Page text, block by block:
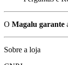
O Magalu garante
Sobre a loja